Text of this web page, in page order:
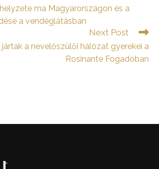
ma Magyarországon és a
a vendéglátásban
Next Post
a nevelőszülői hálózat gyerekei a
Rosinante Fogadóban